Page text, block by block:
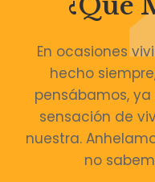
En ocasiones
hecho
pensábamos, ya
sensación de
nuestra.
no